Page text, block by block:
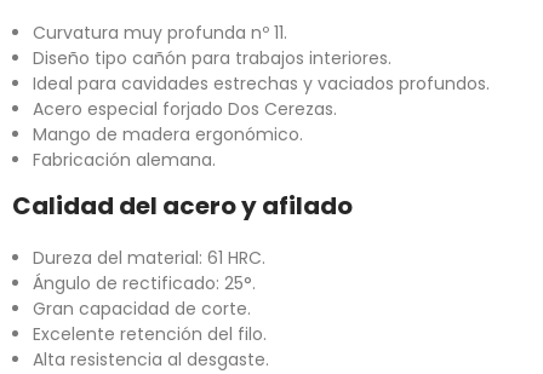
Curvatura muy profunda nº 11.
Diseño tipo cañón para trabajos interiores.
Ideal para cavidades estrechas y vaciados profundos.
Acero especial forjado Dos Cerezas.
Mango de madera ergonómico.
Fabricación alemana.
Calidad del acero y afilado
Dureza del material: 61 HRC.
Ángulo de rectificado: 25°.
Gran capacidad de corte.
Excelente retención del filo.
Alta resistencia al desgaste.